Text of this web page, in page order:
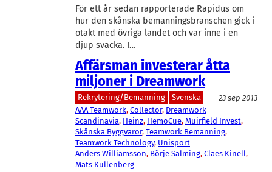
För ett år sedan rapporterade Rapidus om
hur den skånska bemanningsbranschen gick i
otakt med övriga landet och var inne i en
djup svacka. I…
Affärsman investerar åtta
miljoner i Dreamwork
Rekrytering/Bemanning Svenska
23 sep 2013
AAA Teamwork, Collector, Dreamwork
Scandinavia, Heinz, HemoCue, Muirfield Invest
Skånska Byggvaror, Teamwork Bemanning
Teamwork Technology, Unisport
Anders Williamsson, Börje Salming, Claes Kinell
Mats Kullenberg